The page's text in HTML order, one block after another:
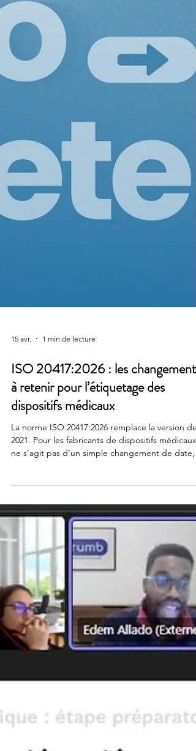
15 avr. 1 min de lecture
ISO 20417:2026 : les changements
à retenir pour l’étiquetage des
2021. Pour les fabricants de dispositifs médicaux,
ne s’agit pas d’un simple changement de date,
mais bien d’une mise à jour importante à
en compte dans les dossiers techniques. Les
principaux changements de l’édition 2026 Cette
nouvelle édition apporte plusieurs évolutions à
retenir pour l’étiquetage des dispositifs
Une simplification du contenu La norme
les annexes informatives D, F, G et H, avec p